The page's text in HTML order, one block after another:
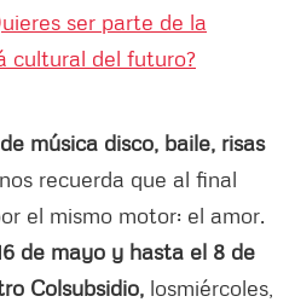
ser parte de la
cultural del futuro?
música disco, baile, risas
nos recuerda que al final
el mismo motor: el amor.
de mayo y hasta el 8 de
Colsubsidio, losmiércoles,